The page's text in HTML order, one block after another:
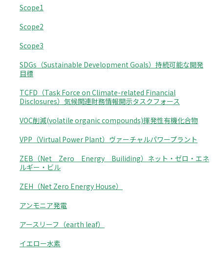
Scope1
Scope2
Scope3
SDGs（Sustainable Development Goals）持続可能な開発
目標
TCFD（Task Force on Climate-related Financial
Disclosures）気候関連財務情報開示タスクフォース
VOC削減(volatile organic compounds)揮発性有機化合物
VPP（Virtual Power Plant）ヴァーチャルパワープラント
ZEB（Net Zero Energy Builiding）ネット・ゼロ・エネ
ルギー・ビル
ZEH（Net Zero Energy House）
アンモニア発電
アースリーフ（earth leaf）
イエロー水素